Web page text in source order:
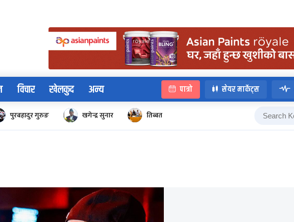
विचार खेलकुद अन्य पात्रो सेयर मार्केट्स
पुरबहादुर गुरुङ खगेन्द्र सुनार तिब्बत